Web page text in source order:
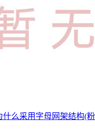
什么采用字母网架结构(